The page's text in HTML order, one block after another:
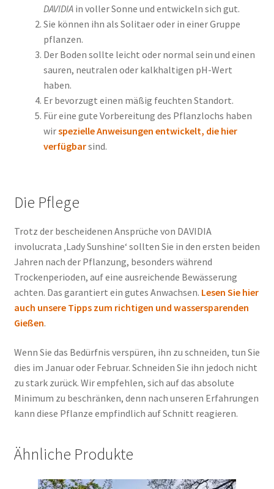
DAVIDIAin voller Sonne und entwickeln sich gut.
Sie können ihn als Solitaer oder in einer Gruppe
pflanzen.
Der Boden sollte leicht oder normal sein und einen
sauren, neutralen oder kalkhaltigen pH-Wert
haben.
Er bevorzugt einen mäßig feuchten Standort.
Für eine gute Vorbereitung des Pflanzlochs haben
wirspezielle Anweisungen entwickelt, die hier
verfügbarsind.
Die Pflege
Trotz der bescheidenen Ansprüche von DAVIDIA
involucrata ‚Lady Sunshine‘ sollten Sie in den ersten beiden
Jahren nach der Pflanzung, besonders während
Trockenperioden, auf eine ausreichende Bewässerung
achten. Das garantiert ein gutes Anwachsen. Lesen Sie hier
auch unsere Tipps zum richtigen und wassersparenden
Gießen.
Wenn Sie das Bedürfnis verspüren, ihn zu schneiden, tun Sie
dies im Januar oder Februar. Schneiden Sie ihn jedoch nicht
zu stark zurück. Wir empfehlen, sich auf das absolute
Minimum zu beschränken, denn nach unseren Erfahrungen
kann diese Pflanze empfindlich auf Schnitt reagieren.
Ähnliche Produkte